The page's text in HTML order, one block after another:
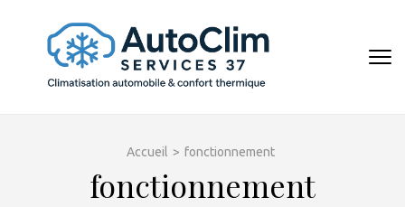
contenu
(Pressez
Accueil > fonctionnement
fonctionnement